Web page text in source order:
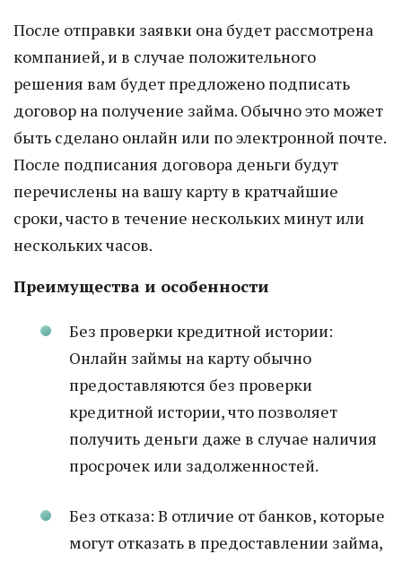
После отправки заявки она будет рассмотрена
компанией, и в случае положительного
решения вам будет предложено подписать
договор на получение займа. Обычно это может
быть сделано онлайн или по электронной почте.
После подписания договора деньги будут
перечислены на вашу карту в кратчайшие
сроки, часто в течение нескольких минут или
нескольких часов.
Преимущества и особенности
Без проверки кредитной истории:
Онлайн займы на карту обычно
предоставляются без проверки
кредитной истории, что позволяет
получить деньги даже в случае наличия
просрочек или задолженностей.
Без отказа: В отличие от банков, которые
могут отказать в предоставлении займа,